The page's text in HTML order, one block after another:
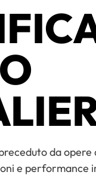
da
e performance